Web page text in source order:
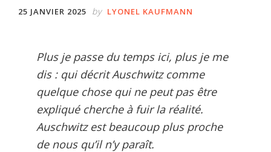
25 JANVIER 2025 by LYONEL KAUFMANN
Plus je passe du temps ici, plus je me
dis : qui décrit Auschwitz comme
quelque chose qui ne peut pas être
expliqué cherche à fuir la réalité.
Auschwitz est beaucoup plus proche
de nous qu’il n’y paraît.